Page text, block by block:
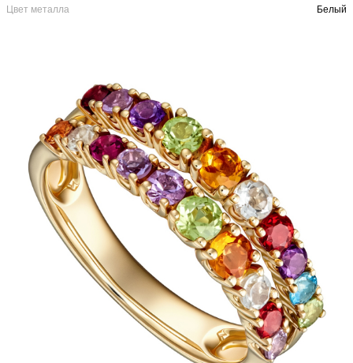
Цвет металла
Белый